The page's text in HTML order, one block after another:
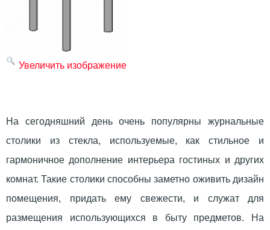
Увеличить изображение
На сегодняшний день очень популярны журнальные
столики из стекла, используемые, как стильное и
гармоничное дополнение интерьера гостиных и других
комнат. Такие столики способны заметно оживить дизайн
помещения, придать ему свежести, и служат для
размещения использующихся в быту предметов. На